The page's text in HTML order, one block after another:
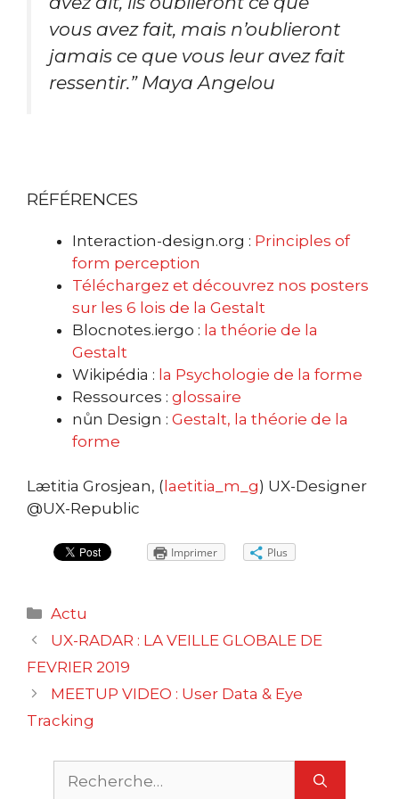
vous avez fait, mais n’oublieront
jamais ce que vous leur avez fait
ressentir.” Maya Angelou
RÉFÉRENCES
Interaction-design.org : Principles of
form perception
Téléchargez et découvrez nos posters
sur les 6 lois de la Gestalt
Blocnotes.iergo : la théorie de la
Gestalt
Wikipédia : la Psychologie de la forme
Ressources : glossaire
nůn Design : Gestalt, la théorie de la
forme
Lætitia Grosjean, ( laetitia_m_g) UX-Designer
@UX-Republic
Imprimer Plus
Catégories
Actu
Navigation
des
UX-RADAR : LA VEILLE GLOBALE DE
FEVRIER 2019
MEETUP VIDEO : User Data & Eye
Tracking